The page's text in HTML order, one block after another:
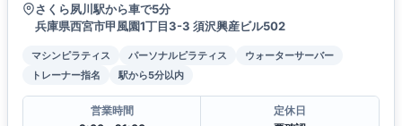
さくら夙川駅から車で5分
兵庫県西宮市甲風園1丁目3-3 須沢興産ビル502
マシンピラティス パーソナルピラティス
ウォーターサーバー
トレーナー指名
駅から5分以内
営業時間
定休日